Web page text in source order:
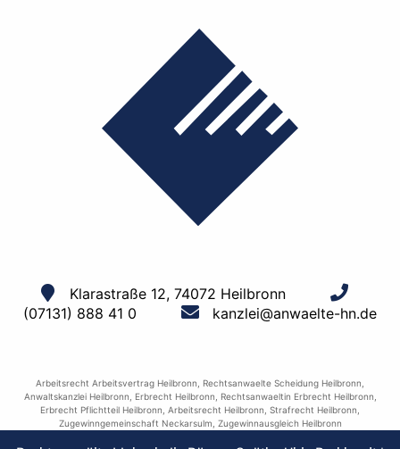
Klarastraße 12, 74072 Heilbronn
(07131) 888 41 0
kanzlei@anwaelte-hn.de
Arbeitsrecht Arbeitsvertrag Heilbronn Rechtsanwaelte Scheidung Heilbronn
Anwaltskanzlei Heilbronn
Erbrecht Heilbronn Rechtsanwaeltin Erbrecht Heilbronn
Erbrecht Pflichtteil Heilbronn Arbeitsrecht Heilbronn Strafrecht Heilbronn
Zugewinngemeinschaft Neckarsulm Zugewinnausgleich Heilbronn